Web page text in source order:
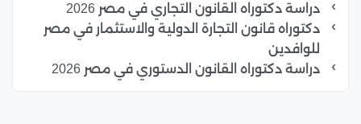
دراسة دكتوراه القانون التجاري في مصر 2026
دكتوراه قانون التجارة الدولية والاستثمار في مصر
للوافدين
دراسة دكتوراه القانون الدستوري في مصر 2026